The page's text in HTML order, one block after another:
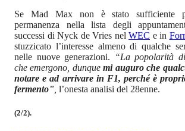
Se Mad Max non è stato sufficiente
permanenza nella lista degli
successi di Nyck de Vries nel WEC e in
stuzzicato l’interesse almeno di qualche
nelle nuove generazioni. “La popolarità
che emergono, dunquemi auguro che
notare e ad arrivare in F1, perché è
fermento”, l’onesta analisi del 28enne.
(2/2).